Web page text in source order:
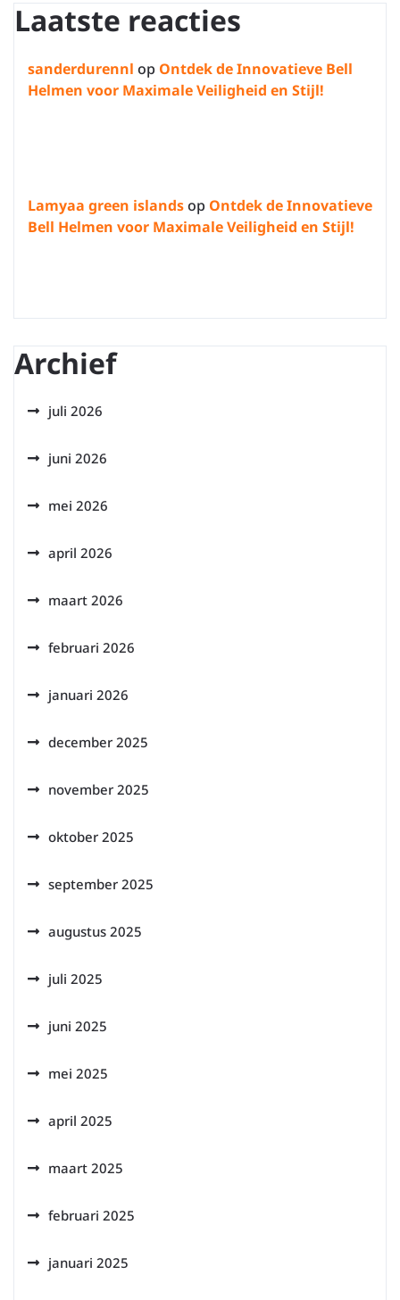
Laatste reacties
sanderdurennl op Ontdek de Innovatieve Bell
Helmen voor Maximale Veiligheid en Stijl!
Lamyaa green islandsop Ontdek de Innovatieve
Bell Helmen voor Maximale Veiligheid en Stijl!
Archief
juli 2026
juni 2026
mei 2026
april 2026
maart 2026
februari 2026
januari 2026
december 2025
november 2025
oktober 2025
september 2025
augustus 2025
juli 2025
juni 2025
mei 2025
april 2025
maart 2025
februari 2025
januari 2025